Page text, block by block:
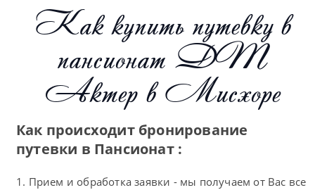
Как купить путевку в
пансионат ДТ
Актер в Мисхоре
Как происходит бронирование
путевки в Пансионат :
1. Прием и обработка заявки - мы получаем от Вас все